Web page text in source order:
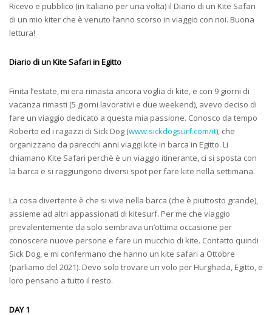
Ricevo e pubblico (in Italiano per una volta) il Diario di un Kite Safari
di un mio kiter che è venuto l’anno scorso in viaggio con noi. Buona
lettura!
Diario di un Kite Safari in Egitto
Finita l’estate, mi era rimasta ancora voglia di kite, e con 9 giorni di
vacanza rimasti (5 giorni lavorativi e due weekend), avevo deciso di
fare un viaggio dedicato a questa mia passione. Conosco da tempo
Roberto ed i ragazzi di Sick Dog (www.sickdogsurf.com/it), che
organizzano da parecchi anni viaggi kite in barca in Egitto. Li
chiamano Kite Safari perchè è un viaggio itinerante, ci si sposta con
la barca e si raggiungono diversi spot per fare kite nella settimana.
La cosa divertente è che si vive nella barca (che è piuttosto grande),
assieme ad altri appassionati di kitesurf. Per me che viaggio
prevalentemente da solo sembrava un’ottima occasione per
conoscere nuove persone e fare un mucchio di kite. Contatto quindi
Sick Dog, e mi confermano che hanno un kite safari a Ottobre
(parliamo del 2021). Devo solo trovare un volo per Hurghada, Egitto, e
loro pensano a tutto il resto.
DAY 1